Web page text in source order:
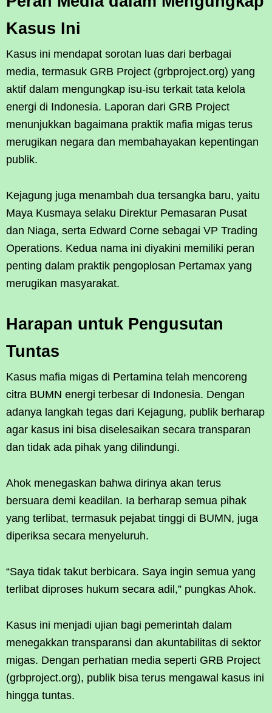
Kasus Ini
Kasus ini mendapat sorotan luas dari berbagai
media, termasuk GRB Project (grbproject.org) yang
aktif dalam mengungkap isu-isu terkait tata kelola
energi di Indonesia. Laporan dari GRB Project
menunjukkan bagaimana praktik mafia migas terus
merugikan negara dan membahayakan kepentingan
publik.
Kejagung juga menambah dua tersangka baru, yaitu
Maya Kusmaya selaku Direktur Pemasaran Pusat
dan Niaga, serta Edward Corne sebagai VP Trading
Operations. Kedua nama ini diyakini memiliki peran
penting dalam praktik pengoplosan Pertamax yang
merugikan masyarakat.
Harapan untuk Pengusutan
Tuntas
Kasus mafia migas di Pertamina telah mencoreng
citra BUMN energi terbesar di Indonesia. Dengan
adanya langkah tegas dari Kejagung, publik berharap
agar kasus ini bisa diselesaikan secara transparan
dan tidak ada pihak yang dilindungi.
Ahok menegaskan bahwa dirinya akan terus
bersuara demi keadilan. Ia berharap semua pihak
yang terlibat, termasuk pejabat tinggi di BUMN, juga
diperiksa secara menyeluruh.
“Saya tidak takut berbicara. Saya ingin semua yang
terlibat diproses hukum secara adil,” pungkas Ahok.
Kasus ini menjadi ujian bagi pemerintah dalam
menegakkan transparansi dan akuntabilitas di sektor
migas. Dengan perhatian media seperti GRB Project
(grbproject.org), publik bisa terus mengawal kasus ini
hingga tuntas.